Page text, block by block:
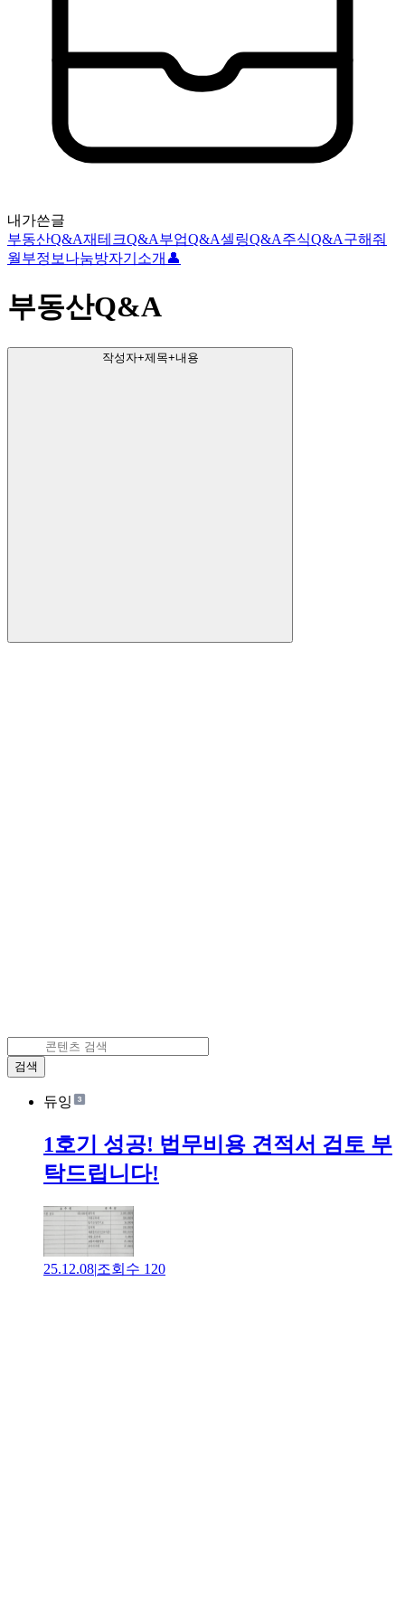
내가쓴글
부동산Q&A재테크Q&A부업Q&A셀링Q&A주식Q&A구해줘
월부정보나눔방자기소개👤
부동산Q&A
작성자+제목+내용
검색
듀잉
1호기 성공! 법무비용 견적서 검토 부
탁드립니다!
25.12.08|조회수 120